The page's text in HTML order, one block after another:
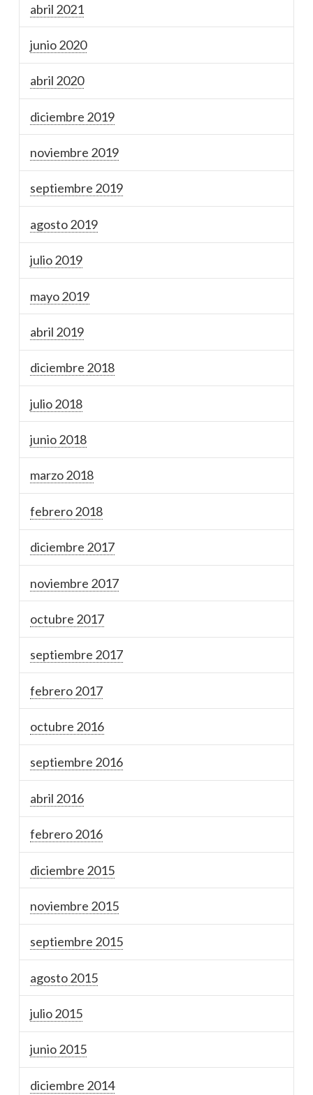
abril 2021
junio 2020
abril 2020
diciembre 2019
noviembre 2019
septiembre 2019
agosto 2019
julio 2019
mayo 2019
abril 2019
diciembre 2018
julio 2018
junio 2018
marzo 2018
febrero 2018
diciembre 2017
noviembre 2017
octubre 2017
septiembre 2017
febrero 2017
octubre 2016
septiembre 2016
abril 2016
febrero 2016
diciembre 2015
noviembre 2015
septiembre 2015
agosto 2015
julio 2015
junio 2015
diciembre 2014